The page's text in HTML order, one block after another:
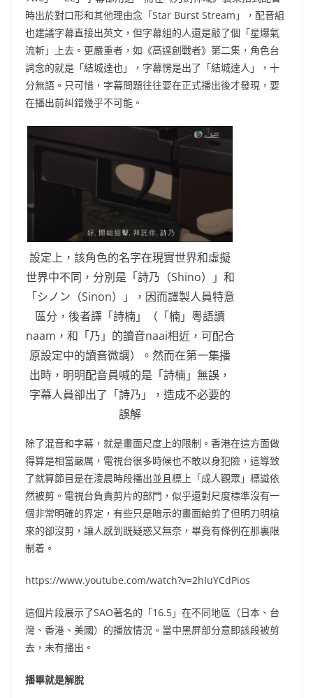
時出於對口形和其他理由念「Star Burst Stream」，配音組
也建議字幕直接出英文，但字幕組的人還是敲了個「星爆氣
流斬」上去。更嚴重者，如《高達創戰者》第二集，角色台
詞念的就是「結城達也」，字幕愣是出了「結城達人」，十
分無語。只可惜，字幕問題往往要在正式播出後才發現，要
在播出前糾錯幾乎不可能。
設定上，該角色的名字在現實世界和虛擬
世界中不同，分別是「詩乃（Shino）」和
「シノン（Sinon）」，因而譯製人員特意
區分，後者譯「詩楠」（「楠」粵語讀
naam，和「乃」的讀音naai相近，可配合
原設定中的讀音微調）。然而在第一集播
出時，明明配音員喊的是「詩楠」無誤，
字幕人員卻出了「詩乃」，造成不必要的
誤解
除了混音和字幕，就是畫面尺度上的限制。香港在這方面做
得算是相當嚴厲，電視台很多時候也不敢以身犯險，這導致
了就算節目是在淩晨時段播出並且標上「成人觀眾」標識依
然被剪。電視台負責剪片的部門，似乎還對尺度標準沒有一
個非常明確的界定，有些只是暗示的畫面給剪了但明刀明槍
來的卻沒剪，讓人感到既疑惑又無奈，畢竟有條例在那裏限
制着。
https://www.youtube.com/watch?v=2hIuYCdPios
這個片段展示了SAO著名的「16.5」在不同地區（日本、台
灣、香港、美國）的播放情況。當中黑屏部分意即該段被剪
去，未有播出。
播畢就是解脫